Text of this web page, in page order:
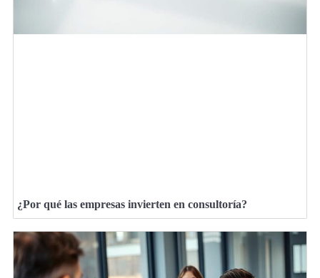
¿Por qué las empresas invierten en consultoría?